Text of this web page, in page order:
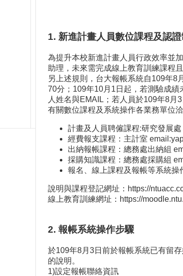
1. 新進計畫人員數位課程及認
為提升本校新進計畫人員行政效率並
助理，未來需完成線上教育訓練課程
另上述規則，台大報帳系統自109年8
70分；109年10月1日起，若測驗成
人姓名與EMAIL；若人員於109年8月
有關數位課程及系統操作各業務單位
計畫及人員聘僱課程:研究發展處
經費報支課程：主計室 email:
出納報帳課程：總務處出納組
採購知識課程：總務處採購組
報名、線上課程及報帳等系統
說明與課程登記網址： https://
線上教育訓練網址： https://
2. 報帳系統操作步驟
於109年8月3日前於報帳系統已有留
的說明。
1)設定報帳聯絡資訊